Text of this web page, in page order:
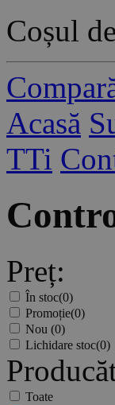
Coșul
Acasă
TTi
Preț:
În stoc(0)
Promoție(0)
Nou (0)
Lichidare stoc(0)
Toate